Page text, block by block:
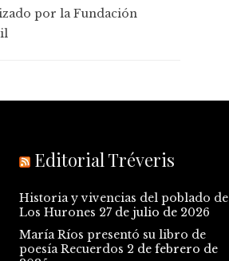
por la Fundación
Editorial Tréveris
Historia y vivencias del poblado de
Los Hurones 27 de julio de 2026
María Ríos presentó su libro de
poesía Recuerdos 2 de febrero de